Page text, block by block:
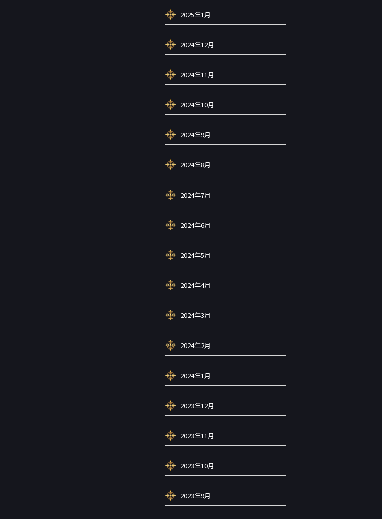
2025年1月
2024年12月
2024年11月
2024年10月
2024年9月
2024年8月
2024年7月
2024年6月
2024年5月
2024年4月
2024年3月
2024年2月
2024年1月
2023年12月
2023年11月
2023年10月
2023年9月